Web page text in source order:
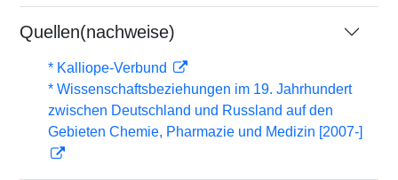
Quellen(nachweise)
* Kalliope-Verbund
* Wissenschaftsbeziehungen im 19. Jahrhundert
zwischen Deutschland und Russland auf den
Gebieten Chemie, Pharmazie und Medizin [2007-]